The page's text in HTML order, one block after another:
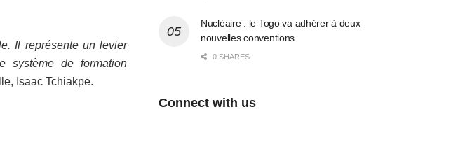
Il représente un levier
système de formation
Isaac Tchiakpe.
Nucléaire : le Togo va adhérer à deux
nouvelles conventions
0 SHARES
Connect with us